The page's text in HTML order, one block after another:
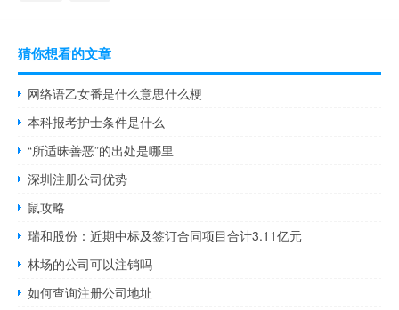
猜你想看的文章
网络语乙女番是什么意思什么梗
本科报考护士条件是什么
“所适昧善恶”的出处是哪里
深圳注册公司优势
鼠攻略
瑞和股份：近期中标及签订合同项目合计3.11亿元
林场的公司可以注销吗
如何查询注册公司地址